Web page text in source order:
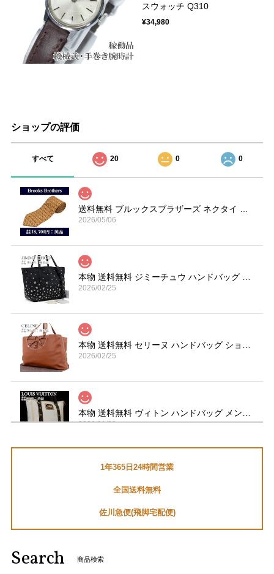
スウォッチ Q310
¥34,980
ショップの評価
すべて 20 0 0
2026/05/06
2026/02/25
2026/02/25
2026/01/29
2026/01/05
1年365日24時間営業
全国送料無料
佐川急便(飛脚宅配便)
Search 商品検索